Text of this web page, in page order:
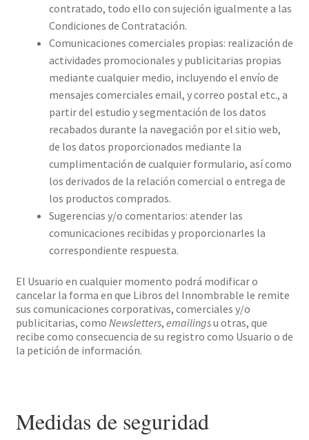
contratado, todo ello con sujeción igualmente a las
Condiciones de Contratación.
Comunicaciones comerciales propias: realización de
actividades promocionales y publicitarias propias
mediante cualquier medio, incluyendo el envío de
mensajes comerciales email, y correo postal etc., a
partir del estudio y segmentación de los datos
recabados durante la navegación por el sitio web,
de los datos proporcionados mediante la
cumplimentación de cualquier formulario, así como
los derivados de la relación comercial o entrega de
los productos comprados.
Sugerencias y/o comentarios: atender las
comunicaciones recibidas y proporcionarles la
correspondiente respuesta.
El Usuario en cualquier momento podrá modificar o
cancelar la forma en que Libros del Innombrable le remite
sus comunicaciones corporativas, comerciales y/o
publicitarias, como Newsletters, emailingsu otras, que
recibe como consecuencia de su registro como Usuario o de
la petición de información.
Medidas de seguridad